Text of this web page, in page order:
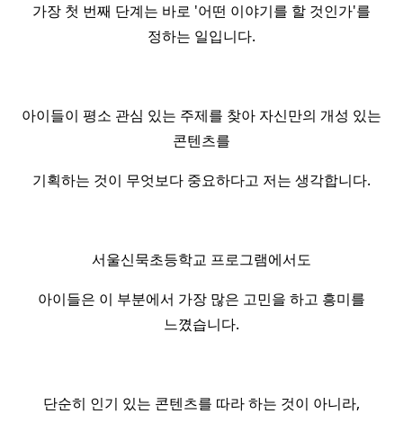
가장 첫 번째 단계는 바로 '어떤 이야기를 할 것인가'를
정하는 일입니다.
아이들이 평소 관심 있는 주제를 찾아 자신만의 개성 있는
콘텐츠를
기획하는 것이 무엇보다 중요하다고 저는 생각합니다.
서울신묵초등학교 프로그램에서도
아이들은 이 부분에서 가장 많은 고민을 하고 흥미를
느꼈습니다.
단순히 인기 있는 콘텐츠를 따라 하는 것이 아니라,